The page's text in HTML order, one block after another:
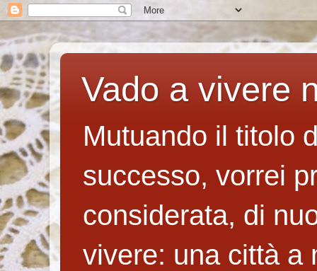
Vado a vivere
Mutuando il titolo
successo, vorrei
considerata, di
vivere: una città a